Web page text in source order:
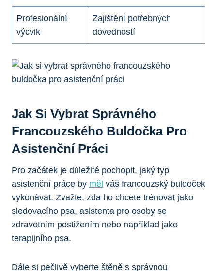
Profesionální
výcvik
Zajištění potřebných
dovedností
Jak Si Vybrat Správného
Francouzského Buldočka Pro
Asistenční Práci
Pro začátek je důležité pochopit, jaký typ
asistenční práce by měl váš francouzský buldoček
vykonávat. Zvažte, zda ho chcete trénovat jako
sledovacího psa, asistenta pro osoby se
zdravotním postižením nebo například jako
terapijního psa.
Dále si pečlivě vyberte štěně s správnou